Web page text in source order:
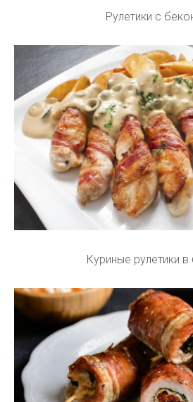
Рулетики с
Куриные рулетики в